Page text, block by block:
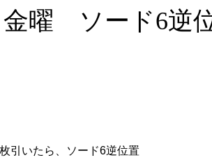
曜 ソード6逆
引いたら、ソード6逆位置